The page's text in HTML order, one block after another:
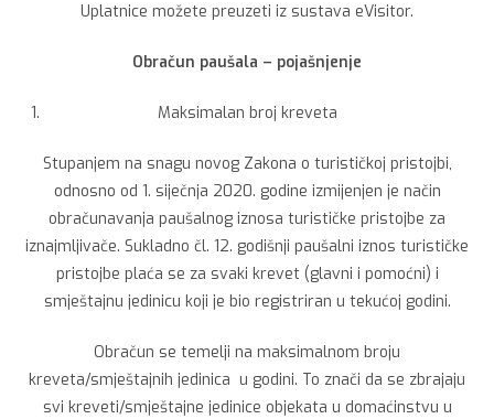
Uplatnice možete preuzeti iz sustava eVisitor.
Obračun paušala – pojašnjenje
Maksimalan broj kreveta
Stupanjem na snagu novog Zakona o turističkoj pristojbi,
odnosno od 1. siječnja 2020. godine izmijenjen je način
obračunavanja paušalnog iznosa turističke pristojbe za
iznajmljivače. Sukladno čl. 12. godišnji paušalni iznos turističke
pristojbe plaća se za svaki krevet (glavni i pomoćni) i
smještajnu jedinicu koji je bio registriran u tekućoj godini.
Obračun se temelji na maksimalnom broju
kreveta/smještajnih jedinica u godini. To znači da se zbrajaju
svi kreveti/smještajne jedinice objekata u domaćinstvu u